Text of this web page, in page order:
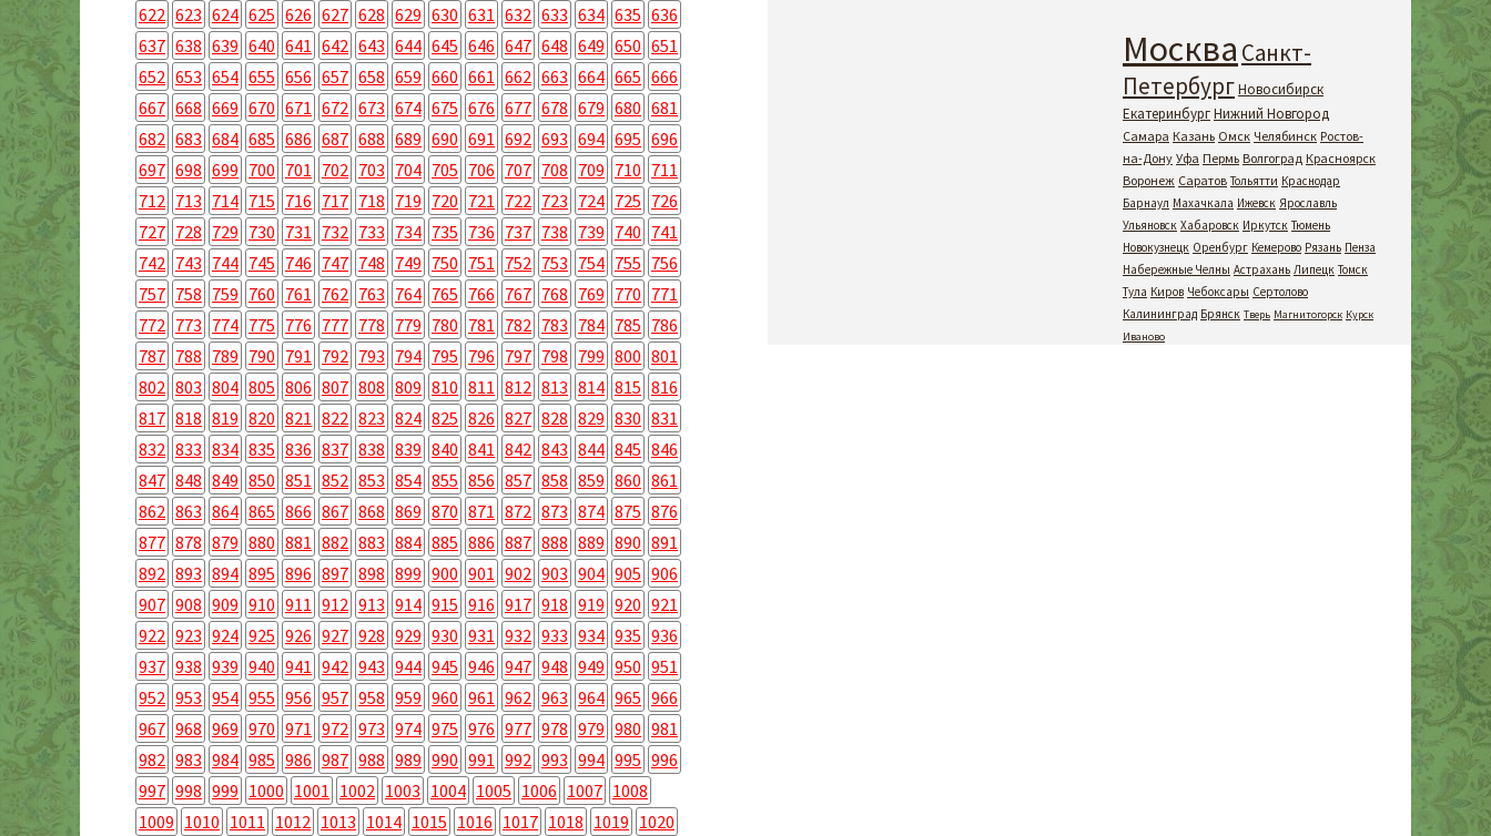
622 623 624 625 626 627 628 629 630 631 632 633 634 635 636
637 638 639 640 641 642 643 644 645 646 647 648 649 650 651
652 653 654 655 656 657 658 659 660 661 662 663 664 665 666
667 668 669 670 671 672 673 674 675 676 677 678 679 680 681
682 683 684 685 686 687 688 689 690 691 692 693 694 695 696
697 698 699 700 701 702 703 704 705 706 707 708 709 710 711
712 713 714 715 716 717 718 719 720 721 722 723 724 725 726
727 728 729 730 731 732 733 734 735 736 737 738 739 740 741
742 743 744 745 746 747 748 749 750 751 752 753 754 755 756
757 758 759 760 761 762 763 764 765 766 767 768 769 770 771
772 773 774 775 776 777 778 779 780 781 782 783 784 785 786
787 788 789 790 791 792 793 794 795 796 797 798 799 800 801
802 803 804 805 806 807 808 809 810 811 812 813 814 815 816
817 818 819 820 821 822 823 824 825 826 827 828 829 830 831
832 833 834 835 836 837 838 839 840 841 842 843 844 845 846
847 848 849 850 851 852 853 854 855 856 857 858 859 860 861
862 863 864 865 866 867 868 869 870 871 872 873 874 875 876
877 878 879 880 881 882 883 884 885 886 887 888 889 890 891
892 893 894 895 896 897 898 899 900 901 902 903 904 905 906
907 908 909 910 911 912 913 914 915 916 917 918 919 920 921
922 923 924 925 926 927 928 929 930 931 932 933 934 935 936
937 938 939 940 941 942 943 944 945 946 947 948 949 950 951
952 953 954 955 956 957 958 959 960 961 962 963 964 965 966
967 968 969 970 971 972 973 974 975 976 977 978 979 980 981
982 983 984 985 986 987 988 989 990 991 992 993 994 995 996
997 998 999 1000 1001 1002 1003 1004 1005 1006 1007 1008
1009 1010 1011 1012 1013 1014 1015 1016 1017 1018 1019 1020
Москва Санкт-
ПетербургНовосибирск
ЕкатеринбургНижний Новгород
Самара Казань Омск Челябинск Ростов-
на-Дону Уфа Пермь Волгоград Красноярск
Воронеж Саратов Тольятти Краснодар
Барнаул Махачкала Ижевск Ярославль
Ульяновск Хабаровск Иркутск Тюмень
Новокузнецк Оренбург Кемерово Рязань Пенза
Набережные Челны Астрахань Липецк Томск
Тула Киров Чебоксары Сертолово
Калининград Брянск Тверь Магнитогорск Курск
Иваново